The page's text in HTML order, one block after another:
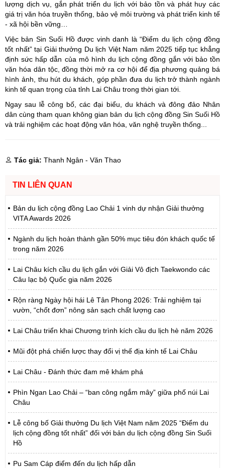
lượng dịch vụ, gắn phát triển du lịch với bảo tồn và phát huy các
giá trị văn hóa truyền thống, bảo vệ môi trường và phát triển kinh tế
- xã hội bền vững…
Việc bản Sin Suối Hồ được vinh danh là “Điểm du lịch cộng đồng
tốt nhất” tại Giải thưởng Du lịch Việt Nam năm 2025 tiếp tục khẳng
định sức hấp dẫn của mô hình du lịch cộng đồng gắn với bảo tồn
văn hóa dân tộc, đồng thời mở ra cơ hội để địa phương quảng bá
hình ảnh, thu hút du khách, góp phần đưa du lịch trở thành ngành
kinh tế quan trọng của tỉnh Lai Châu trong thời gian tới.
Ngay sau lễ công bố, các đại biểu, du khách và đông đảo Nhân
dân cùng tham quan không gian bản du lịch cộng đồng Sin Suối Hồ
và trải nghiệm các hoạt động văn hóa, văn nghệ truyền thống...
Tác giả: Thanh Ngân - Văn Thao
TIN LIÊN QUAN
Bản du lịch cộng đồng Lao Chải 1 vinh dự nhận Giải thưởng
VITA Awards 2026
Ngành du lịch hoàn thành gần 50% mục tiêu đón khách quốc tế
trong năm 2026
Lai Châu kích cầu du lịch gắn với Giải Vô địch Taekwondo các
Câu lạc bộ Quốc gia năm 2026
Rộn ràng Ngày hội hái Lê Tân Phong 2026: Trải nghiệm tại
vườn, “chốt đơn” nông sản sạch chất lượng cao
Lai Châu triển khai Chương trình kích cầu du lịch hè năm 2026
Mũi đột phá chiến lược thay đổi vị thế địa kinh tế Lai Châu
Lai Châu - Đánh thức đam mê khám phá
Phìn Ngan Lao Chải – “ban công ngắm mây” giữa phố núi Lai
Châu
Lễ công bố Giải thưởng Du lịch Việt Nam năm 2025 “Điểm du
lịch cộng đồng tốt nhất” đối với bản du lịch cộng đồng Sin Suối
Hồ
Pu Sam Cáp điểm đến du lịch hấp dẫn